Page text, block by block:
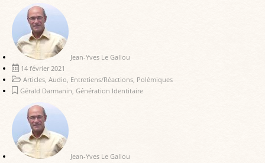
Jean-Yves Le Gallou
14 février 2021
Articles, Audio, Entretiens/Réactions, Polémiques
Gérald Darmanin, Génération Identitaire
Jean-Yves Le Gallou